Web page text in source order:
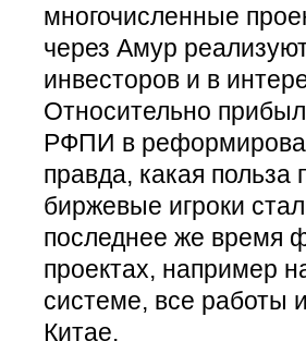
многочисленные
через Амур
инвесторов и в
Относительно
РФПИ в
правда, какая польза
биржевые игроки
последнее же время
проектах, например
системе, все работы
Китае.